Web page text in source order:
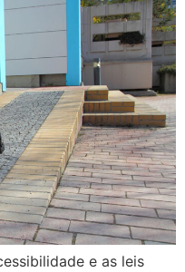
e as leis